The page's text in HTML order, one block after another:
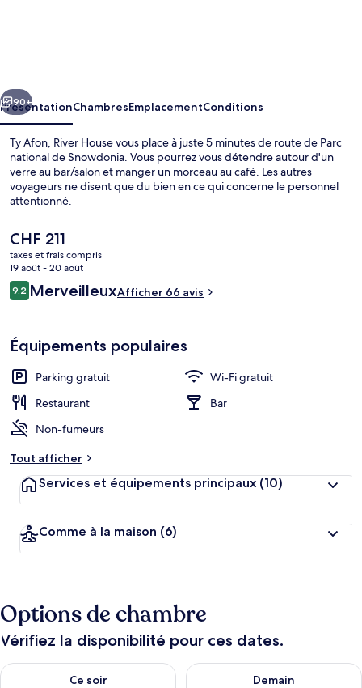
Suivant
90+
PrésentationChambresEmplacementConditions
Ty Afon, River House vous place à juste 5 minutes de route de Parc
national de Snowdonia. Vous pourrez vous détendre autour d'un
verre au bar/salon et manger un morceau au café. Les autres
voyageurs ne disent que du bien en ce qui concerne le personnel
attentionné.
Le
prix
actuel
est
de
CHF 211
taxes et frais compris
19 août - 20 août
Avis
voyageurs
9,29,2 sur 10
MerveilleuxAfficher 66 avis
Équipements populaires
Parking gratuit
Wi-Fi gratuit
Restaurant
Bar
Non-fumeurs
Tout afficher
Services et équipements principaux (10)
Comme à la maison (6)
Options de chambre
Vérifiez la disponibilité pour ces dates.
Ce soir
Vérifier la disponibilité pour ce soir août 9 - août 10
Demain
Vérifier la disponibilité pour